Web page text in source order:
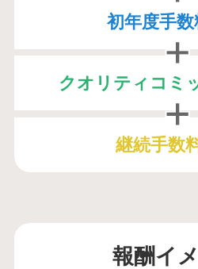
初年度手
クオリティコミ
継続手数
報酬イ